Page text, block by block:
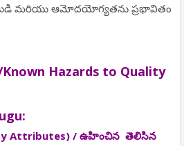
మరియు ఆమోదయోగ్యతను ప్రభావితం
Hazards to Quality
Attributes) / ఉహించిన తెలిసిన